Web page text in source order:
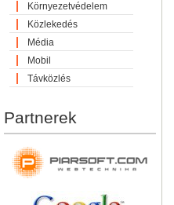
Környezetvédelem
Közlekedés
Média
Mobil
Távközlés
Partnerek